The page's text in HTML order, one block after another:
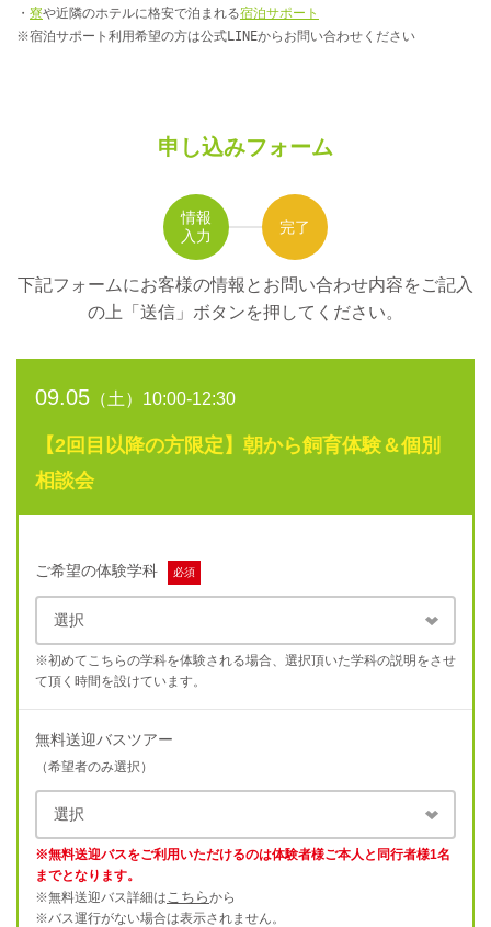
・ 寮や近隣のホテルに格安で泊まれる宿泊サポート
※宿泊サポート利用希望の方は公式LINEからお問い合わせください
申し込みフォーム
情報
入力
完了
下記フォームにお客様の情報とお問い合わせ内容をご記入
の上
「送信」ボタンを押してください。
09.05 （土）10:00-12:30
【2回目以降の方限定】朝から飼育体験＆個別
相談会
ご希望の体験学科 必須
※初めてこちらの学科を体験される場合、選択頂いた学科の説明をさせ
て頂く時間を設けています。
無料送迎バスツアー
（希望者のみ選択）
※無料送迎バスをご利用いただけるのは体験者様ご本人と同行者様1名
までとなります。
※無料送迎バス詳細は こちらから
※バス運行がない場合は表示されません。